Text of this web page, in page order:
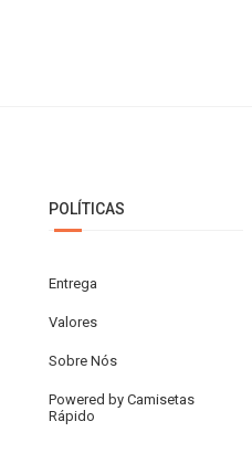
POLÍTICAS
Entrega
Valores
Sobre Nós
Powered by Camisetas
Rápido